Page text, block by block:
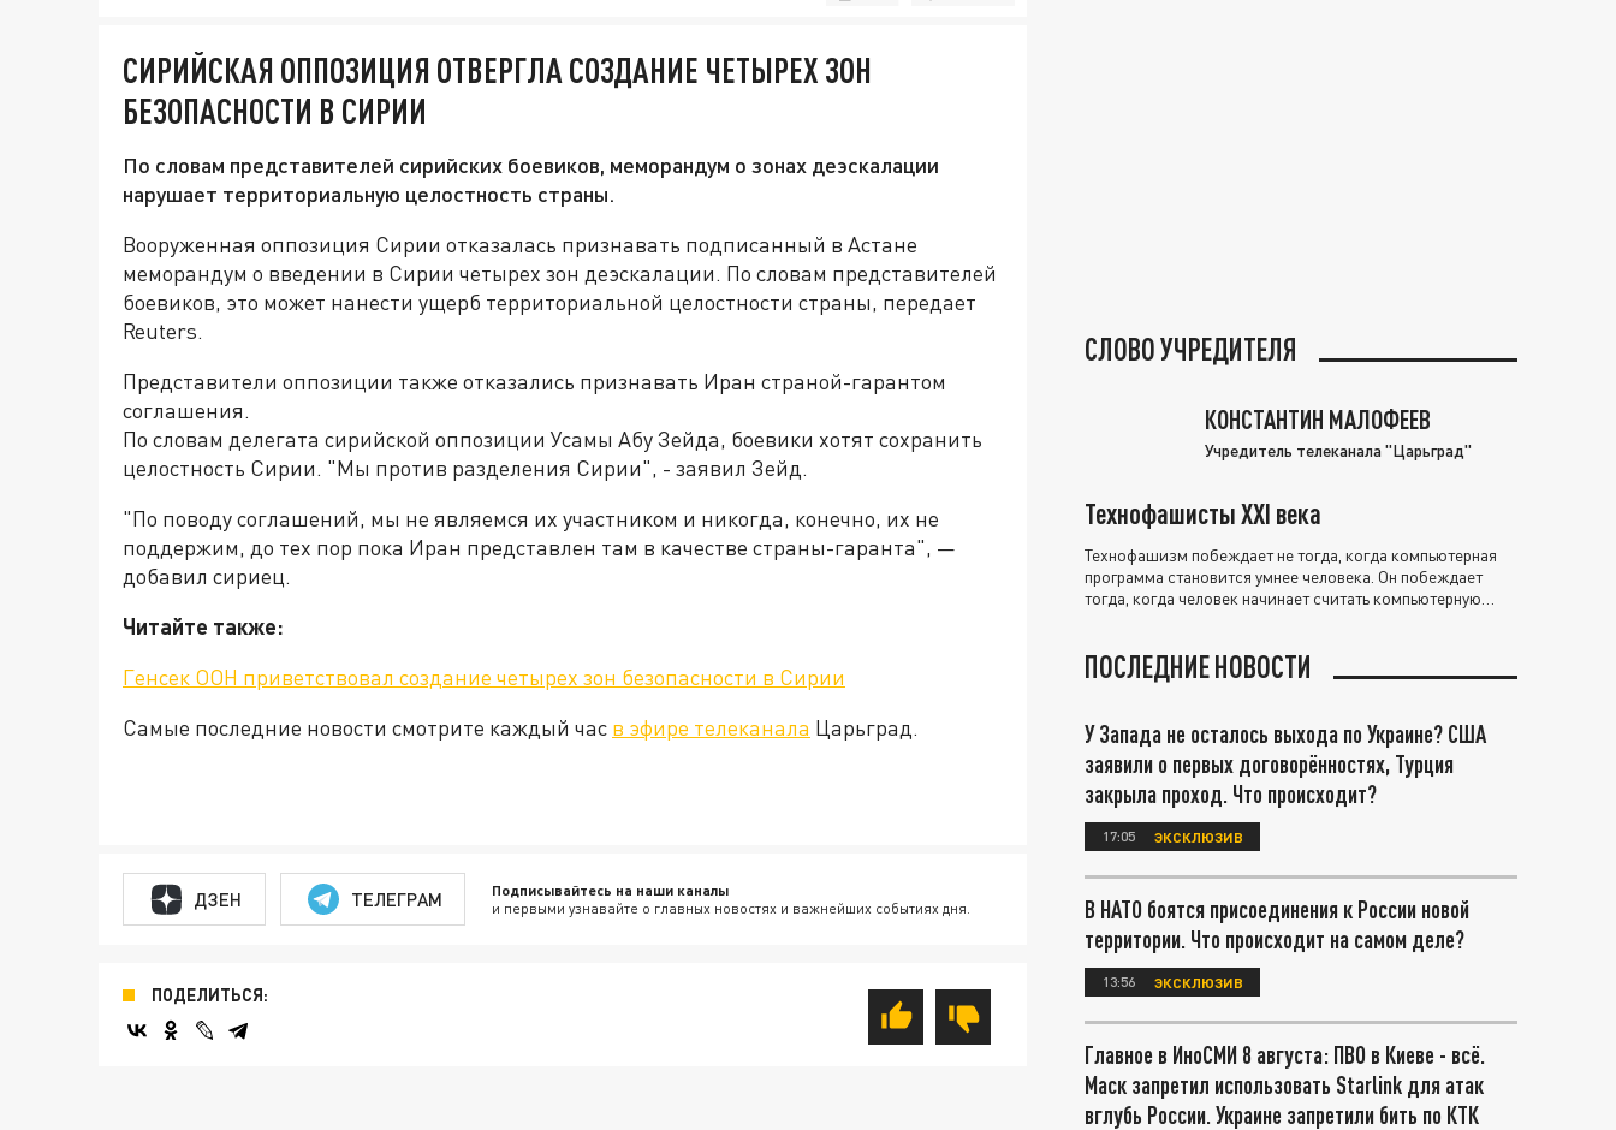
СИРИЙСКАЯ ОППОЗИЦИЯ ОТВЕРГЛА СОЗДАНИЕ ЧЕТЫРЕХ ЗОН
БЕЗОПАСНОСТИ В СИРИИ
По словам представителей сирийских боевиков, меморандум о зонах деэскалации
нарушает территориальную целостность страны.
Вооруженная оппозиция Сирии отказалась признавать подписанный в Астане
меморандум о введении в Сирии четырех зон деэскалации. По словам представителей
боевиков, это может нанести ущерб территориальной целостности страны, передает
Reuters.
Представители оппозиции также отказались признавать Иран страной-гарантом
соглашения.
По словам делегата сирийской оппозиции Усамы Абу Зейда, боевики хотят сохранить
целостность Сирии. "Мы против разделения Сирии", - заявил Зейд.
"По поводу соглашений, мы не являемся их участником и никогда, конечно, их не
поддержим, до тех пор пока Иран представлен там в качестве страны-гаранта", —
добавил сириец.
Читайте также:
Генсек ООН приветствовал создание четырех зон безопасности в Сирии
Самые последние новости смотрите каждый час в эфире телеканала Царьград.
ДЗЕН ТЕЛЕГРАМ Подписывайтесь на наши каналы
и первыми узнавайте о главных новостях и важнейших событиях дня.
ПОДЕЛИТЬСЯ:
СЛОВО УЧРЕДИТЕЛЯ
КОНСТАНТИН МАЛОФЕЕВ
Учредитель телеканала "Царьград"
Технофашисты XXI века
Технофашизм побеждает не тогда, когда компьютерная
программа становится умнее человека. Он побеждает
тогда, когда человек начинает считать компьютерную
ПОСЛЕДНИЕ НОВОСТИ
У Запада не осталось выхода по Украине? США
заявили о первых договорённостях, Турция
закрыла проход. Что происходит?
17:05 ЭКСКЛЮЗИВ
В НАТО боятся присоединения к России новой
территории. Что происходит на самом деле?
13:56 ЭКСКЛЮЗИВ
Главное в ИноСМИ 8 августа: ПВО в Киеве - всё.
Маск запретил использовать Starlink для атак
вглубь России. Украине запретили бить по КТК